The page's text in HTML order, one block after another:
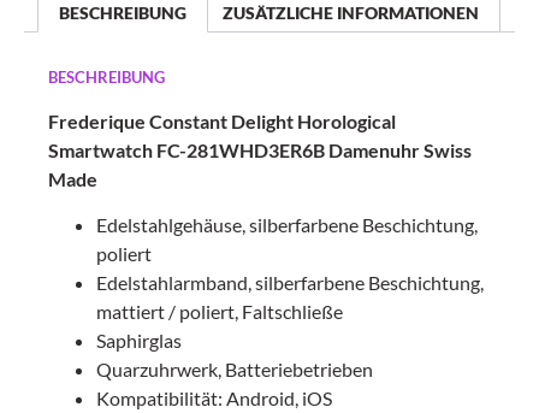
BESCHREIBUNG ZUSÄTZLICHE INFORMATIONEN
BESCHREIBUNG
Frederique Constant Delight Horological
Smartwatch FC-281WHD3ER6B Damenuhr Swiss
Made
Edelstahlgehäuse, silberfarbene Beschichtung,
poliert
Edelstahlarmband, silberfarbene Beschichtung,
mattiert / poliert, Faltschließe
Saphirglas
Quarzuhrwerk, Batteriebetrieben
Kompatibilität: Android, iOS